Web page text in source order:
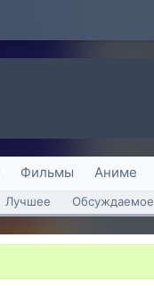
Фильмы Аниме
Лучшее Обсуждаемое